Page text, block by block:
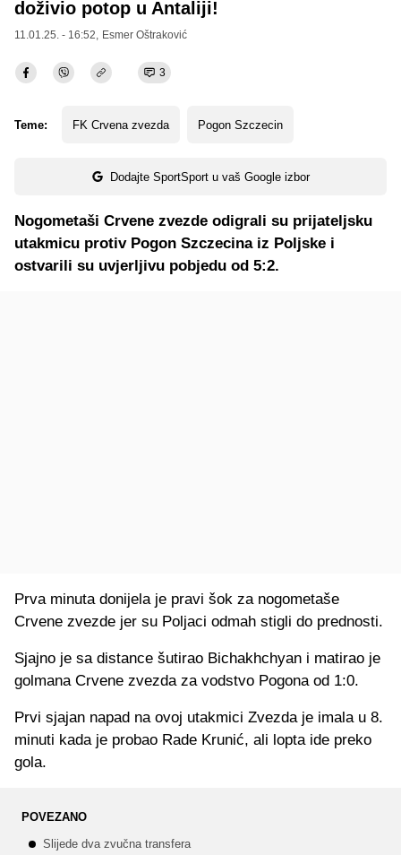
doživio potop u Antaliji!
11.01.25. - 16:52, Esmer Oštraković
3
Teme: FK Crvena zvezda Pogon Szczecin
Dodajte SportSport u vaš Google izbor
Nogometaši Crvene zvezde odigrali su prijateljsku
utakmicu protiv Pogon Szczecina iz Poljske i
ostvarili su uvjerljivu pobjedu od 5:2.
Prva minuta donijela je pravi šok za nogometaše
Crvene zvezde jer su Poljaci odmah stigli do prednosti.
Sjajno je sa distance šutirao Bichakhchyan i matirao je
golmana Crvene zvezda za vodstvo Pogona od 1:0.
Prvi sjajan napad na ovoj utakmici Zvezda je imala u 8.
minuti kada je probao Rade Krunić, ali lopta ide preko
gola.
POVEZANO
Slijede dva zvučna transfera